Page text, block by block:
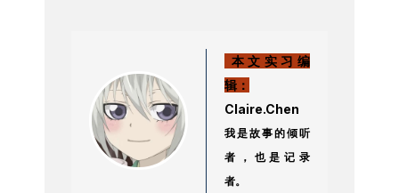
本文实习编
辑：
Claire.Chen
我是故事的倾听
者，也是记录
者。